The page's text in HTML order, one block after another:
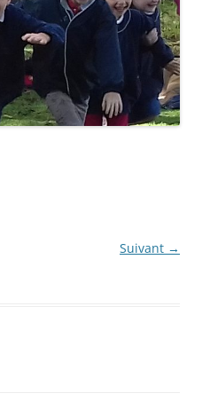
Suivant →